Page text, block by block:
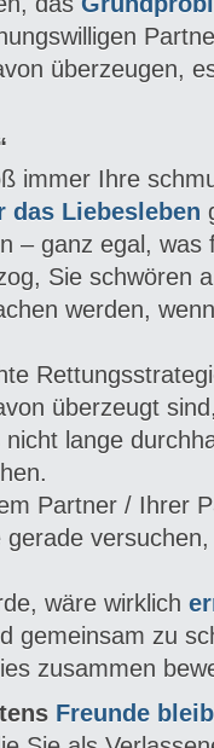
überzeugen,
immer Ihre
das Liebesleben
– ganz egal,
Sie schwören
werden,
überzeugt
lange
Partner / Ihrer
wäre wirklich
gemeinsam zu
zusammen
Freunde